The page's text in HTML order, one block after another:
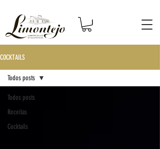
COCKTAILS
Todos posts
Receitas
Cocktails
Todos posts